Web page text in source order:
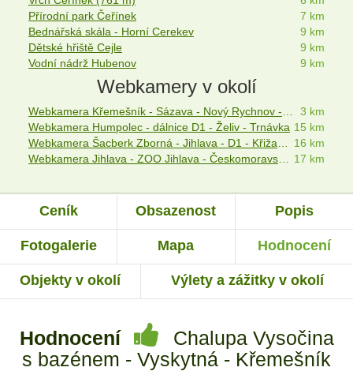
Přírodní park Čeřínek
7 km
Bednářská skála - Horní Cerekev
9 km
Dětské hřiště Cejle
9 km
Vodní nádrž Hubenov
9 km
Webkamery v okolí
3 km
Webkamera Humpolec - dálnice D1 - Želiv - Trnávka 15 km
16 km
17 km
Ceník Obsazenost Popis
Fotogalerie Mapa Hodnocení
Objekty v okolí Výlety a zážitky v okolí
Hodnocení
Chalupa Vysočina
s bazénem - Vyskytná - Křemešník